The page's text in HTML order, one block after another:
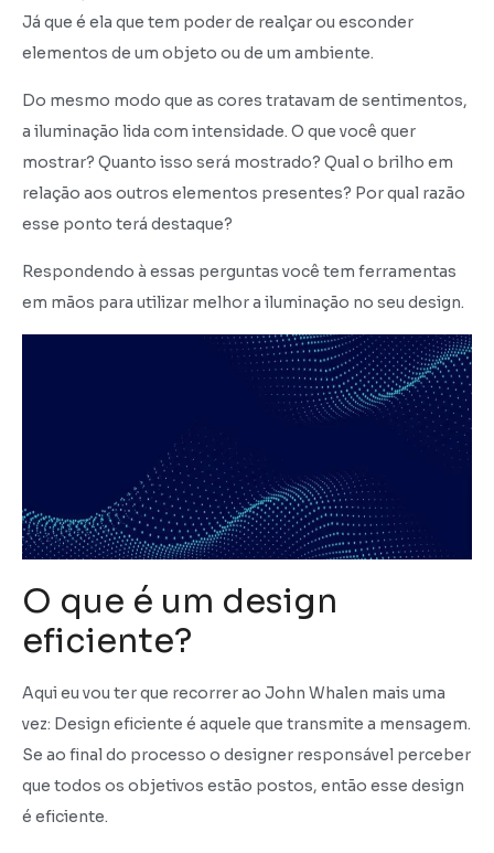
Já que é ela que tem poder de realçar ou esconder
elementos de um objeto ou de um ambiente.
Do mesmo modo que as cores tratavam de sentimentos,
a iluminação lida com intensidade. O que você quer
mostrar? Quanto isso será mostrado? Qual o brilho em
relação aos outros elementos presentes? Por qual razão
esse ponto terá destaque?
Respondendo à essas perguntas você tem ferramentas
em mãos para utilizar melhor a iluminação no seu design.
O que é um design
eficiente?
Aqui eu vou ter que recorrer ao John Whalen mais uma
vez: Design eficiente é aquele que transmite a mensagem.
Se ao final do processo o designer responsável perceber
que todos os objetivos estão postos, então esse design
é eficiente.